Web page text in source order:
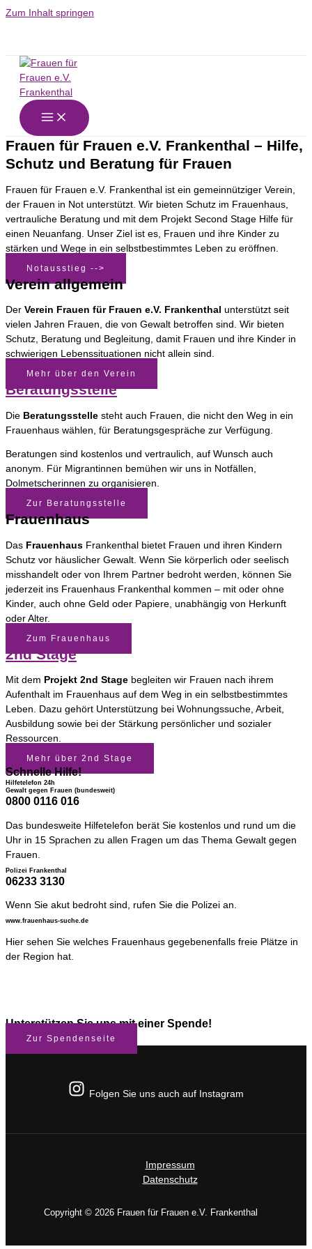
Zum Inhalt springen
Frauen für Frauen e.V. Frankenthal – Hilfe,
Schutz und Beratung für Frauen
Frauen für Frauen e.V. Frankenthal ist ein gemeinnütziger Verein,
der Frauen in Not unterstützt. Wir bieten Schutz im Frauenhaus,
vertrauliche Beratung und mit dem Projekt Second Stage Hilfe für
einen Neuanfang. Unser Ziel ist es, Frauen und ihre Kinder zu
stärken und Wege in ein selbstbestimmtes Leben zu eröffnen.
Notausstieg -->
Verein allgemein
Der Verein Frauen für Frauen e.V. Frankenthal unterstützt seit
vielen Jahren Frauen, die von Gewalt betroffen sind. Wir bieten
Schutz, Beratung und Begleitung, damit Frauen und ihre Kinder in
schwierigen Lebenssituationen nicht allein sind.
Mehr über den Verein
Beratungsstelle
Die Beratungsstelle steht auch Frauen, die nicht den Weg in ein
Frauenhaus wählen, für Beratungsgespräche zur Verfügung.
Beratungen sind kostenlos und vertraulich, auf Wunsch auch
anonym. Für Migrantinnen bemühen wir uns in Notfällen,
Dolmetscherinnen zu organisieren.
Zur Beratungsstelle
Frauenhaus
Das Frauenhaus Frankenthal bietet Frauen und ihren Kindern
Schutz vor häuslicher Gewalt. Wenn Sie körperlich oder seelisch
misshandelt oder von Ihrem Partner bedroht werden, können Sie
jederzeit ins Frauenhaus Frankenthal kommen – mit oder ohne
Kinder, auch ohne Geld oder Papiere, unabhängig von Herkunft
oder Alter.
Zum Frauenhaus
2nd Stage
Mit dem Projekt 2nd Stage begleiten wir Frauen nach ihrem
Aufenthalt im Frauenhaus auf dem Weg in ein selbstbestimmtes
Leben. Dazu gehört Unterstützung bei Wohnungssuche, Arbeit,
Ausbildung sowie bei der Stärkung persönlicher und sozialer
Ressourcen.
Mehr über 2nd Stage
Schnelle Hilfe!
Hilfetelefon 24h
Gewalt gegen Frauen (bundesweit)
0800 0116 016
Das bundesweite Hilfetelefon berät Sie kostenlos und rund um die
Uhr in 15 Sprachen zu allen Fragen um das Thema Gewalt gegen
Frauen.​
Polizei Frankenthal
06233 3130
Wenn Sie akut bedroht sind, rufen Sie die Polizei an.
www.frauenhaus-suche.de
Hier sehen Sie welches Frauenhaus gegebenenfalls freie Plätze in
der Region hat.
Unterstützen Sie uns mit einer Spende!
Zur Spendenseite
Folgen Sie uns auch auf Instagram
Impressum
Datenschutz
Copyright © 2026 Frauen für Frauen e.V. Frankenthal